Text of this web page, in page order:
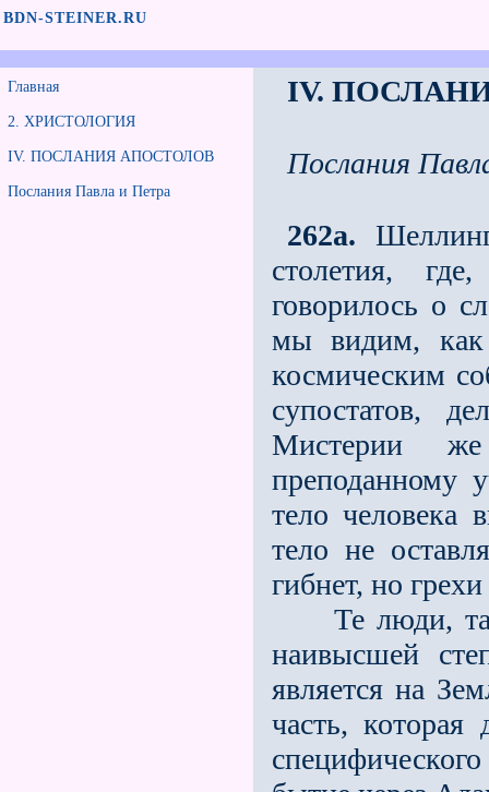
BDN-STEINER.RU
Главная
2. ХРИСТОЛОГИЯ
IV. ПОСЛАНИЯ АПОСТОЛОВ
Послания Павла и Петра
IV.
Послания
262a.
столетия,
говорилось о
мы видим, как
космическим
супостатов,
Мистерии
преподанному
тело человека
тело не
гибнет, но
Те люди,
наивысшей
является на
часть, которая